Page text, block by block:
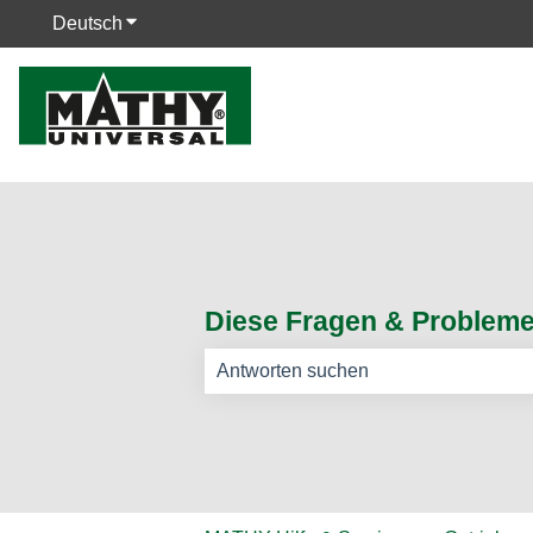
Deutsch Untermenü für Übersetzungen anzeigen
Diese Fragen &